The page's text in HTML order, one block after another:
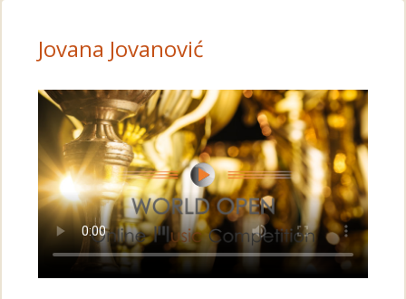
Jovana Jovanović